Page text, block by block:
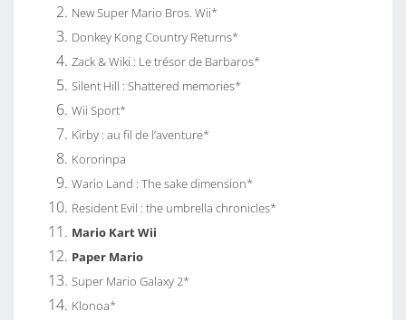
New Super Mario Bros. Wii*
Donkey Kong Country Returns*
Zack & Wiki : Le trésor de Barbaros*
Silent Hill : Shattered memories*
Wii Sport*
Kirby : au fil de l’aventure*
Kororinpa
Wario Land : The sake dimension*
Resident Evil : the umbrella chronicles*
Mario Kart Wii
Paper Mario
Super Mario Galaxy 2*
Klonoa*